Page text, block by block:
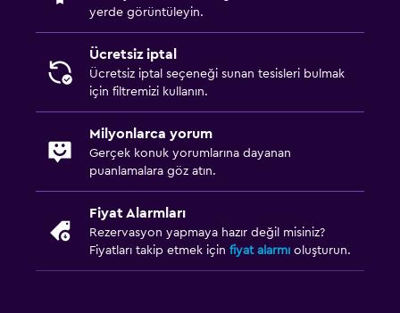
yerde görüntüleyin.
Ücretsiz iptal
Ücretsiz iptal seçeneği sunan tesisleri bulmak
için filtremizi kullanın.
Milyonlarca yorum
Gerçek konuk yorumlarına dayanan
puanlamalara göz atın.
Fiyat Alarmları
Rezervasyon yapmaya hazır değil misiniz?
Fiyatları takip etmek için fiyat alarmı oluşturun.